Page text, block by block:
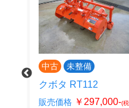
中古 未整備
クボタ RT112
販売価格 ￥297,000-(税